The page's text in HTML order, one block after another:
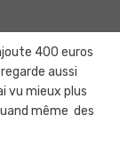
400 euros
aussi
vu mieux plus
même des